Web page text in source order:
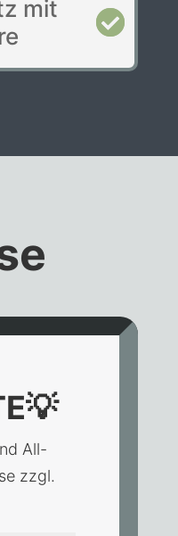
mit
💡
All-
zzgl.